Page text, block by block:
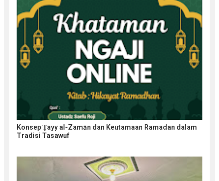
Konsep Ṭayy al-Zamān dan Keutamaan Ramadan dalam
Tradisi Tasawuf